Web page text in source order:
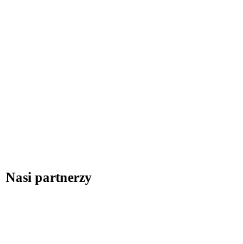
Nasi partnerzy